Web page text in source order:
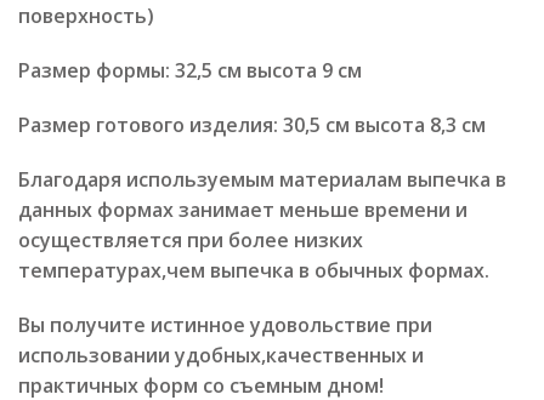
поверхность)
Размер формы: 32,5 см высота 9 см
Размер готового изделия: 30,5 см высота 8,3 см
Благодаря используемым материалам выпечка в
данных формах занимает меньше времени и
осуществляется при более низких
температурах,чем выпечка в обычных формах.
Вы получите истинное удовольствие при
использовании удобных,качественных и
практичных форм со съемным дном!